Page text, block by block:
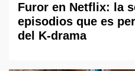
Furor en Netflix: la
episodios que es
del K-drama